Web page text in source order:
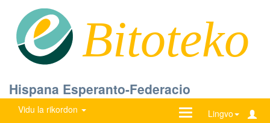
Bitoteko
Hispana Esperanto-Federacio
Vidu la rikordon Lingvo
Ŝanĝu